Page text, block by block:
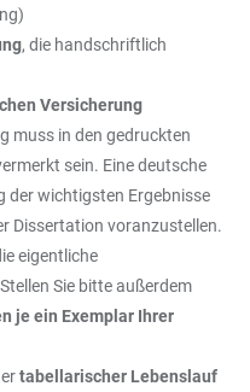
, die handschriftlich
Versicherung
muss in den gedruckten
sein. Eine deutsche
der wichtigsten Ergebnisse
Dissertation voranzustellen.
eigentliche
Sie bitte außerdem
je ein Exemplar Ihrer
tabellarischer Lebenslauf